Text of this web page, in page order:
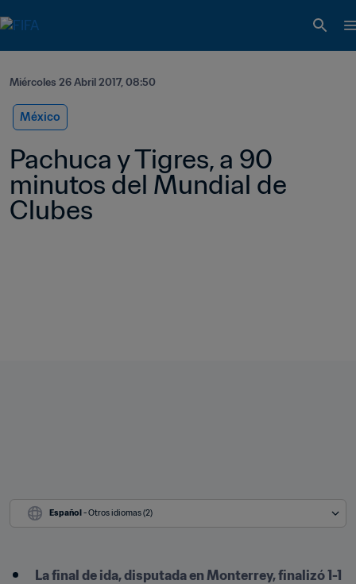
Miércoles 26 Abril 2017, 08:50
México
Pachuca y Tigres, a 90
minutos del Mundial de
Clubes
Español - Otros idiomas (2)
La final de ida, disputada en Monterrey, finalizó 1-1